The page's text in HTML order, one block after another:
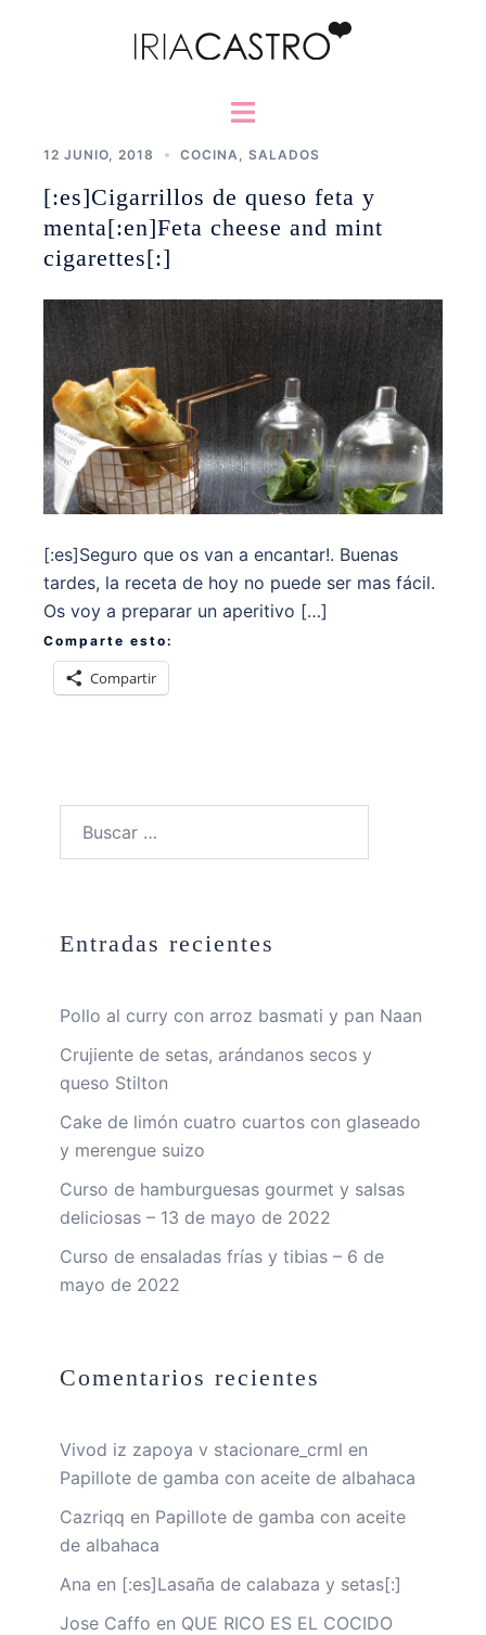
Alternar
12 JUNIO, 2018 COCINA SALADOS
[:es]Cigarrillos de queso feta y
menta[:en]Feta cheese and mint
cigarettes[:]
[:es]Seguro que os van a encantar!. Buenas
tardes, la receta de hoy no puede ser mas fácil.
Os voy a preparar un aperitivo […]
Comparte esto:
Compartir
Entradas recientes
Pollo al curry con arroz basmati y pan Naan
Crujiente de setas, arándanos secos y
queso Stilton
Cake de limón cuatro cuartos con glaseado
y merengue suizo
Curso de hamburguesas gourmet y salsas
deliciosas – 13 de mayo de 2022
Curso de ensaladas frías y tibias – 6 de
mayo de 2022
Comentarios recientes
Vivod iz zapoya v stacionare_crml en
Papillote de gamba con aceite de albahaca
Cazriqq en Papillote de gamba con aceite
de albahaca
Ana en [:es]Lasaña de calabaza y setas[:]
Jose Caffo en QUE RICO ES EL COCIDO